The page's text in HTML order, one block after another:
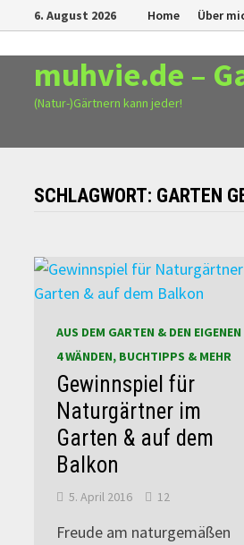
Zurück
zum
Inhalt
6. August 2026 Home Über
muhvie.de –
(Natur-)Gärtnern kann jeder!
SCHLAGWORT: GARTEN
AUS DEM GARTEN & DEN EIGENEN
4 WÄNDEN, BUCHTIPPS & MEHR
Gewinnspiel für
Naturgärtner im
Garten & auf dem
Balkon
5. April 2016 12
Freude am naturgemäßen